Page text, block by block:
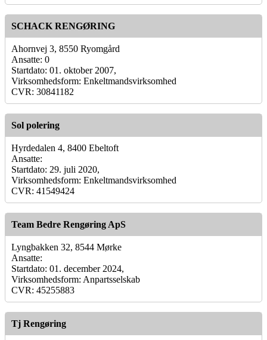
SCHACK RENGØRING
Ahornvej 3, 8550 Ryomgård
Ansatte: 0
Startdato: 01. oktober 2007,
Virksomhedsform: Enkeltmandsvirksomhed
CVR: 30841182
Sol polering
Hyrdedalen 4, 8400 Ebeltoft
Ansatte:
Startdato: 29. juli 2020,
Virksomhedsform: Enkeltmandsvirksomhed
CVR: 41549424
Team Bedre Rengøring ApS
Lyngbakken 32, 8544 Mørke
Ansatte:
Startdato: 01. december 2024,
Virksomhedsform: Anpartsselskab
CVR: 45255883
Tj Rengøring